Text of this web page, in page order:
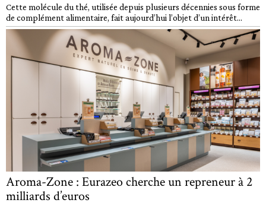
Cette molécule du thé, utilisée depuis plusieurs décennies sous forme
de complément alimentaire, fait aujourd’hui l’objet d’un intérêt...
Aroma-Zone : Eurazeo cherche un repreneur à 2
milliards d’euros